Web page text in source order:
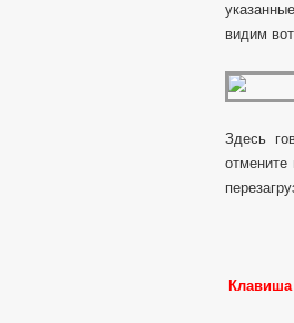
видим
Здесь
Клавиша